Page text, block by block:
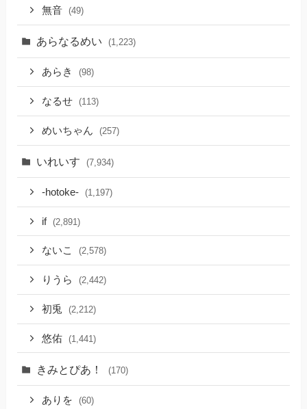
無音 (49)
あらなるめい (1,223)
あらき (98)
なるせ (113)
めいちゃん (257)
いれいす (7,934)
-hotoke- (1,197)
if (2,891)
ないこ (2,578)
りうら (2,442)
初兎 (2,212)
悠佑 (1,441)
きみとぴあ！ (170)
ありを (60)